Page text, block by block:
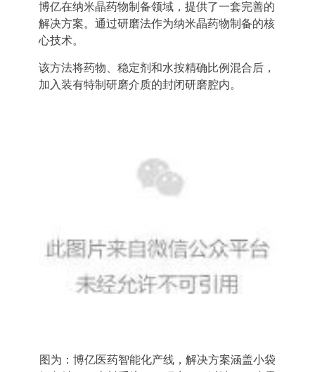
博亿在纳米晶药物制备领域，提供了一套完善的
解决方案。通过研磨法作为纳米晶药物制备的核
心技术。
该方法将药物、稳定剂和水按精确比例混合后，
加入装有特制研磨介质的封闭研磨腔内。
图为：博亿医药智能化产线，解决方案涵盖小袋